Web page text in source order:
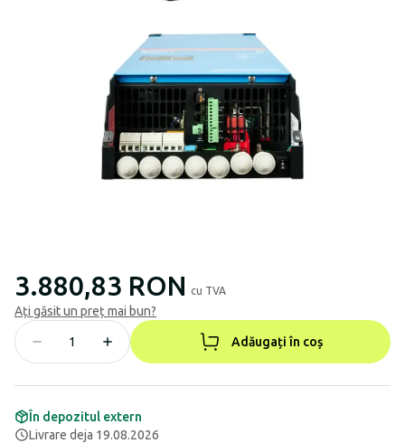
3.880,83 RON cu TVA
Ați găsit un preț mai bun?
Adăugați în coș
În depozitul extern
Livrare deja 19.08.2026